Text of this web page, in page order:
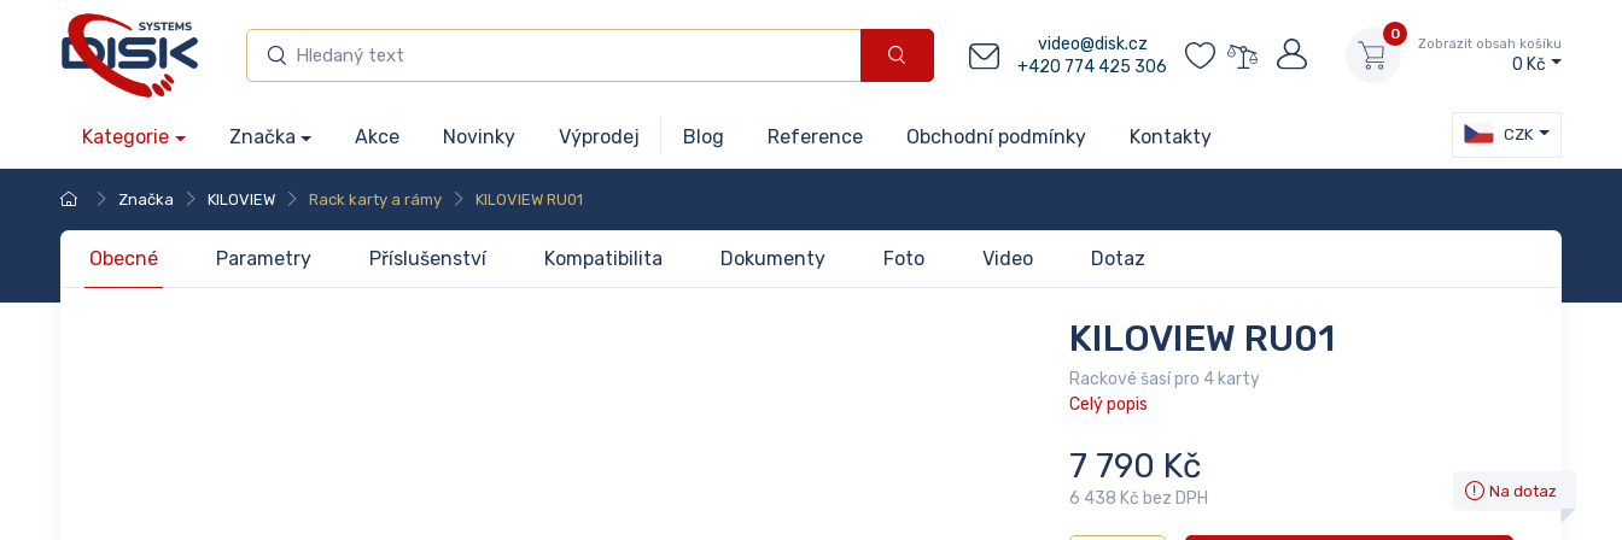
video@disk.cz
+420 774 425 306
0
Zobrazit obsah košíku
0 Kč
Kategorie Značka Akce Novinky Výprodej Blog Reference Obchodní podmínky Kontakty CZK
Značka KILOVIEW Rack karty a rámy KILOVIEW RU01
Obecné Parametry Příslušenství Kompatibilita Dokumenty Foto Video Dotaz
KILOVIEW RU01
Rackové šasí pro 4 karty
Celý popis
7 790 Kč
6 438 Kč bez DPH Na dotaz